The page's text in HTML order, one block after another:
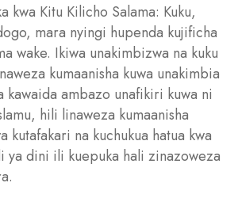
kwa Kitu Kilicho Salama: Kuku,
mara nyingi hupenda kujificha
wake. Ikiwa unakimbizwa na kuku
kumaanisha kuwa unakimbia
kawaida ambazo unafikiri kuwa ni
hili linaweza kumaanisha
kutafakari na kuchukua hatua kwa
ya dini ili kuepuka hali zinazoweza